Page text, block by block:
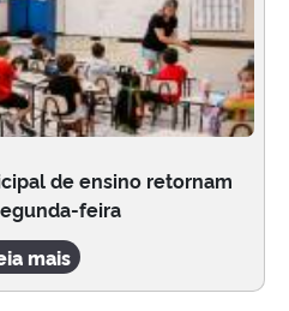
de ensino retornam
feira
mais